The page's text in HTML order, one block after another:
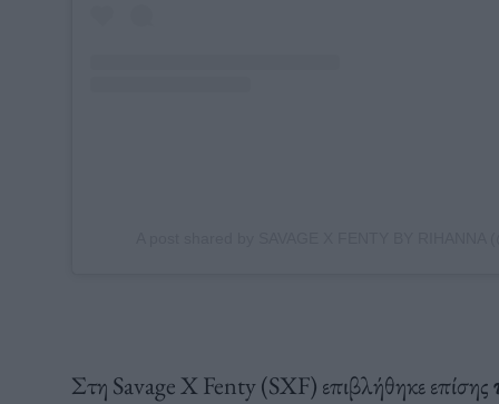
Στη Savage X Fenty (SXF) επιβλήθηκε επίσης